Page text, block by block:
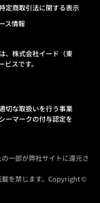
定商取引法に関する表示
ス情報
、株式会社イード（東
スです。
切な取扱いを行う事業
ーマークの付与認定を
一部が弊社サイトに還元さ
載を禁じます。Copyright ©